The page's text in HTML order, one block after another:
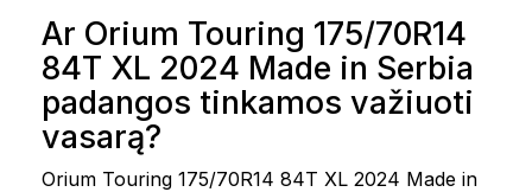
Ar Orium Touring 175/70R14
84T XL 2024 Made in Serbia
padangos tinkamos važiuoti
vasarą?
Orium Touring 175/70R14 84T XL 2024 Made in